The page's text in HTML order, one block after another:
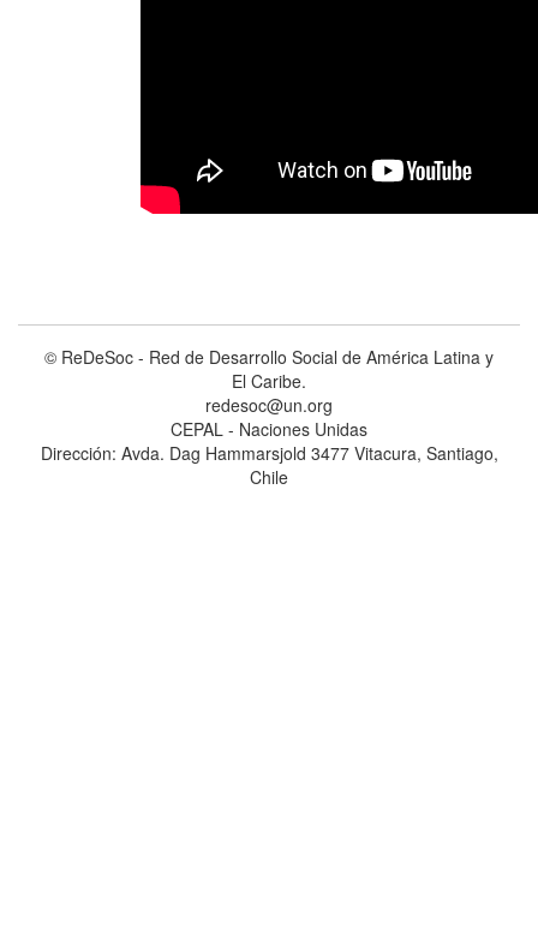
© ReDeSoc - Red de Desarrollo Social de América Latina y
El Caribe.
redesoc@un.org
CEPAL - Naciones Unidas
Dirección: Avda. Dag Hammarsjold 3477 Vitacura, Santiago,
Chile